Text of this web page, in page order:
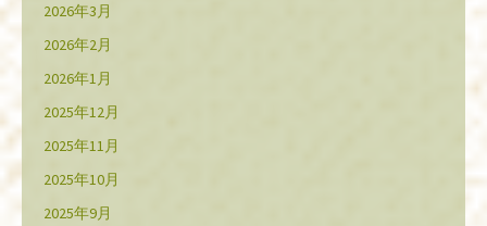
2026年3月
2026年2月
2026年1月
2025年12月
2025年11月
2025年10月
2025年9月